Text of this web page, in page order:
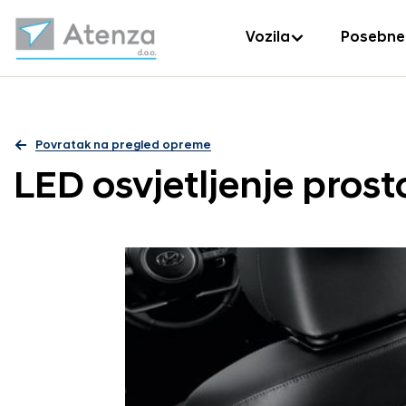
Vozila
Povratak na pregled opreme
LED osvjetljenje